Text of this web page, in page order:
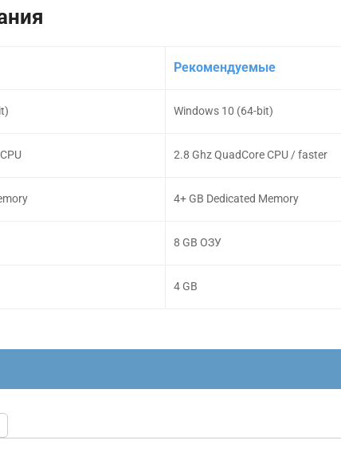
Рекомендуемые
Windows 10 (64-bit)
2.8 Ghz QuadCore CPU / faster
4+ GB Dedicated Memory
8 GB ОЗУ
4 GB